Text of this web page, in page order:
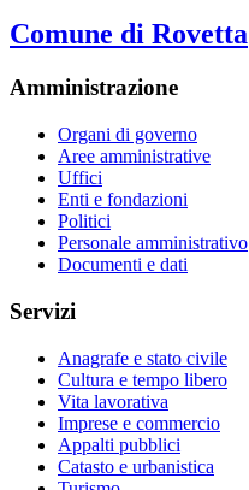
Comune di Rovetta
Amministrazione
Organi di governo
Aree amministrative
Uffici
Enti e fondazioni
Politici
Personale amministrativo
Documenti e dati
Servizi
Anagrafe e stato civile
Cultura e tempo libero
Vita lavorativa
Imprese e commercio
Appalti pubblici
Catasto e urbanistica